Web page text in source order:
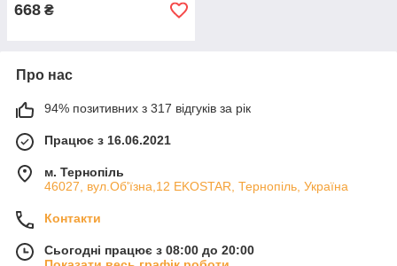
668 ₴
Про нас
94% позитивних з 317 відгуків за рік
Працює з 16.06.2021
м. Тернопіль
46027, вул.Об'їзна,12 EKOSTAR, Тернопіль, Україна
Контакти
Сьогодні працює з 08:00 до 20:00